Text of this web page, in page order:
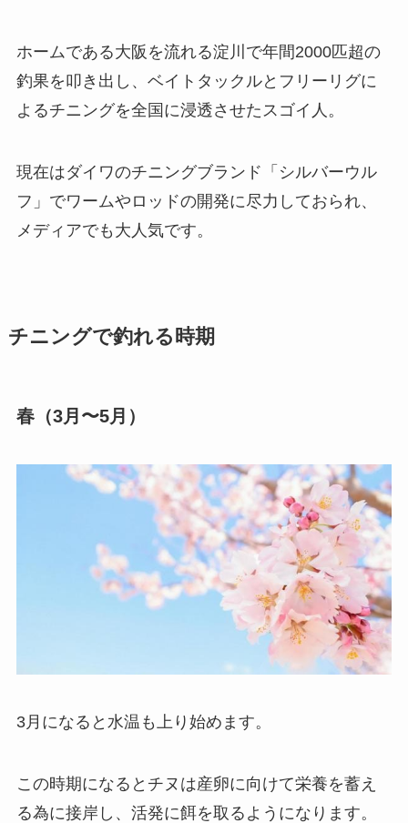
ホームである大阪を流れる淀川で年間2000匹超の
釣果を叩き出し、ベイトタックルとフリーリグに
よるチニングを全国に浸透させたスゴイ人。
現在はダイワのチニングブランド「シルバーウル
フ」でワームやロッドの開発に尽力しておられ、
メディアでも大人気です。
チニングで釣れる時期
春（3月〜5月）
3月になると水温も上り始めます。
この時期になるとチヌは産卵に向けて栄養を蓄え
る為に接岸し、活発に餌を取るようになります。